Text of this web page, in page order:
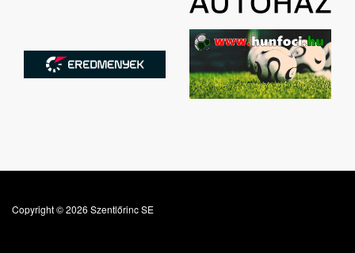
Copyright © 2026 Szentlőrinc SE